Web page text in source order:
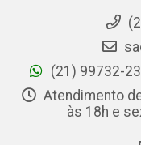
(21) 99732-
Atendimento
às 18h e